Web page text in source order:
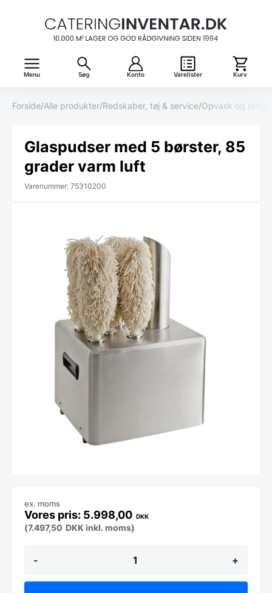
Menu Søg Konto Varelister Kurv
Forside/Alle produkter/Redskaber, tøj & service/Opvask og
Glaspudser med 5 børster, 85
grader varm luft
Varenummer: 75310200
-
med
børster,
+
5.998,00 DKK
ex. moms
(7.497,50 DKK inkl. moms)